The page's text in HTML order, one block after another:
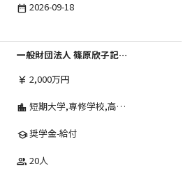
date_range 2026-09-18
一般財団法人 篠原欣子記念財団 (海外留学奨学金グループ)
currency_yen 2,000万円
location_city 短期大学,専修学校,高等専門学校,その他,高等学校,大学院,大学
school奨学金-給付
group 20人